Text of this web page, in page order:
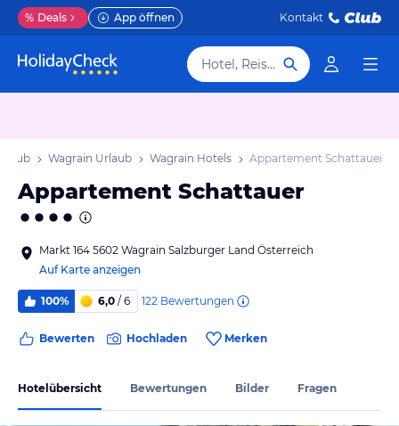
% Deals App öffnen Kontakt
Hotel, Reiseziel
Wagrain Urlaub Wagrain Hotels Appartement Schattauer
Appartement Schattauer
Markt 164 5602 Wagrain Salzburger Land Österreich
Auf Karte anzeigen
100% 6,0 / 6 122 Bewertungen
Bewerten Hochladen Merken
Hotelübersicht Bewertungen Bilder Fragen